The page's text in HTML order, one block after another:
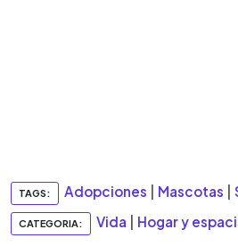
TAGS: Adopciones Mascotas
CATEGORIA: Vida Hogar y